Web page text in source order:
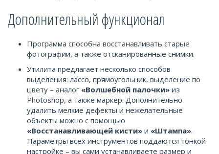
Дополнительный функционал
Программа способна восстанавливать старые
фотографии, а также отсканированные снимки.
Утилита предлагает несколько способов
выделения: лассо, прямоугольник, выделение по
цвету – аналог «Волшебной палочки» из
Photoshop, а также маркер. Дополнительно
удалить мелкие дефекты и нежелательные
объекты можно с помощью
«Восстанавливающей кисти» и «Штампа».
Параметры всех инструментов поддаются тонкой
настройке – вы сами устанавливаете размер и